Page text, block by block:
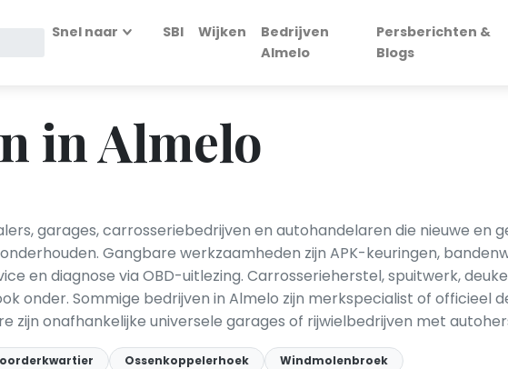
Snel naar SBI Wijken
Bedrijven
Almelo
Persberichten &
Blogs
in Almelo
garages, carrosseriebedrijven en autohandelaren die nieuwe en
Gangbare werkzaamheden zijn APK-keuringen,
en diagnose via OBD-uitlezing. Carrosserieherstel, spuitwerk,
onder. Sommige bedrijven in Almelo zijn merkspecialist of officieel
zijn onafhankelijke universele garages of rijwielbedrijven met
Ossenkoppelerhoek Windmolenbroek